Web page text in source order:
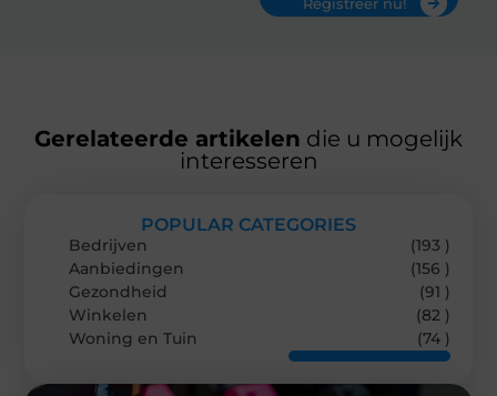
Gerelateerde artikelen die u mogelijk
interesseren
POPULAR CATEGORIES
Bedrijven
(193 )
Aanbiedingen
(156 )
Gezondheid
(91 )
Winkelen
(82 )
Woning en Tuin
(74 )